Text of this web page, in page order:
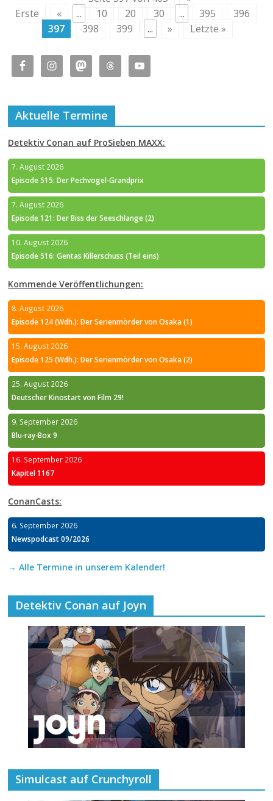
Erste
« ... 10 20 30 ... 395
396
397
398 399 ... » Letzte »
Aktuelle Termine
Detektiv Conan auf ProSieben MAXX:
7. August 2026
Episode 515: Der Pechvogel-Grandprix
7. August 2026
Episode 121: Der Biss der Seeschlange (2)
10. August 2026
Episode 516: Gentas Killerschuss (Teil eins)
Kommende Veröffentlichungen:
8. August 2026
Episode 124 (Wdh.): Der Serienmörder von Osaka (1)
15. August 2026
Episode 125 (Wdh.): Der Serienmörder von Osaka (2)
25. August 2026
Deutscher Kinostart von Film 29!
9. September 2026
Blu-ray-Box 9
16. September 2026
Kapitel 1167
ConanCasts:
6. September 2026
Newspodcast 09/2026
→ Alle Termine in unserem Kalender!
Detektiv Conan auf Joyn
Simulcast auf Crunchyroll